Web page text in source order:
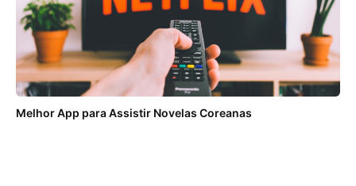
Melhor App para Assistir Novelas Coreanas